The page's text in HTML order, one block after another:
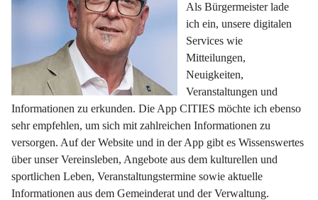
Als Bürgermeister lade
ich ein, unsere digitalen
Services wie
Mitteilungen,
Neuigkeiten,
Veranstaltungen und
Informationen zu erkunden. Die App CITIES möchte ich ebenso
sehr empfehlen, um sich mit zahlreichen Informationen zu
versorgen. Auf der Website und in der App gibt es Wissenswertes
über unser Vereinsleben, Angebote aus dem kulturellen und
sportlichen Leben, Veranstaltungstermine sowie aktuelle
Informationen aus dem Gemeinderat und der Verwaltung.